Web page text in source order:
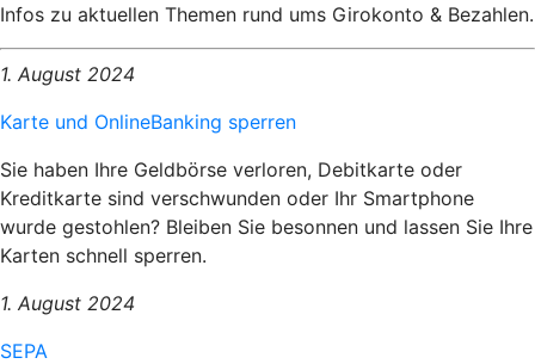
Infos zu aktuellen Themen rund ums Girokonto & Bezahlen.
1. August 2024
Karte und OnlineBanking sperren
Sie haben Ihre Geldbörse verloren, Debitkarte oder
Kreditkarte sind verschwunden oder Ihr Smartphone
wurde gestohlen? Bleiben Sie besonnen und lassen Sie Ihre
Karten schnell sperren.
1. August 2024
SEPA